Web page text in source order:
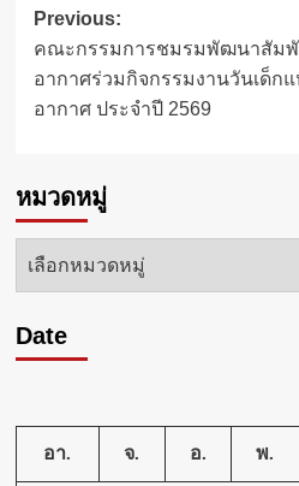
Post
navigation
Previous:
คณะกรรมการชมรมพัฒนาสัมพั
อากาศร่วมกิจกรรมงานวันเด็ก
อากาศ ประจำปี 2569
หมวดหมู่
หมวด
Date
อา. จ. อ. พ.